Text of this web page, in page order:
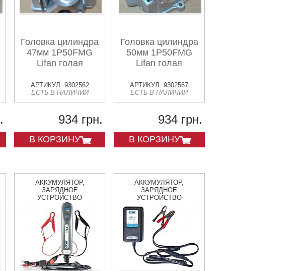
Головка цилиндра
47мм 1P50FMG
Lifan голая
АРТИКУЛ: 9302562
ЕСТЬ В НАЛИЧИИ
934 грн.
В КОРЗИНУ
Головка цилиндра
50мм 1P50FMG
Lifan голая
АРТИКУЛ: 9302567
ЕСТЬ В НАЛИЧИИ
934 грн.
В КОРЗИНУ
АККУМУЛЯТОР,
ЗАРЯДНОЕ
УСТРОЙСТВО
АККУМУЛЯТОР,
ЗАРЯДНОЕ
УСТРОЙСТВО